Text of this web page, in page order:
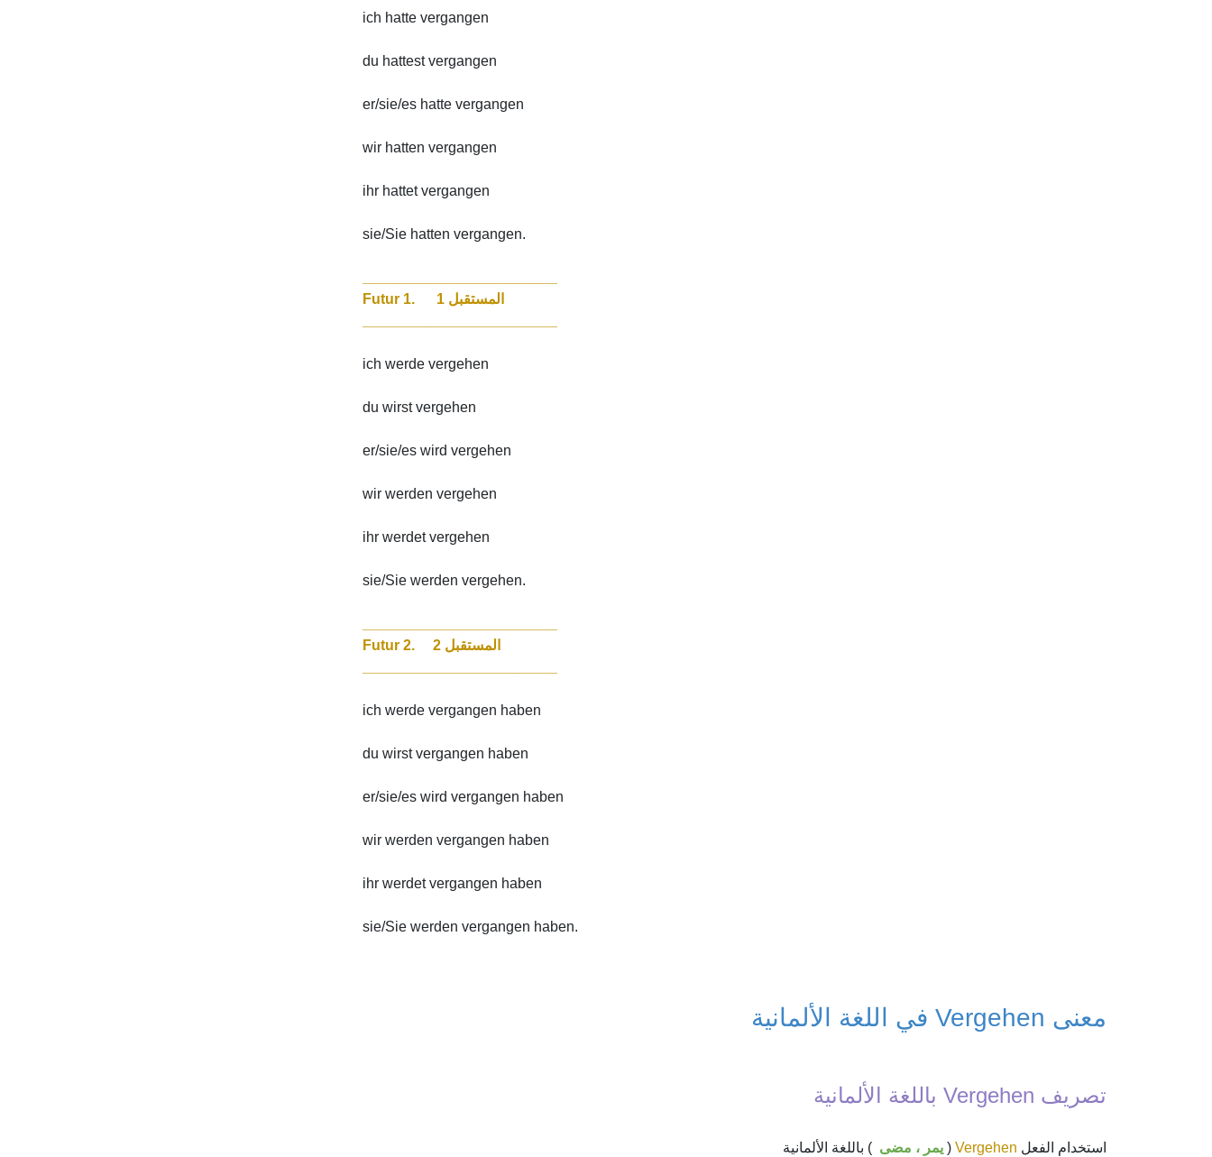
ich hatte vergangen
du hattest vergangen
er/sie/es hatte vergangen
wir hatten vergangen
ihr hattet vergangen
sie/Sie hatten vergangen.
Futur 1. المستقبل 1
ich werde vergehen
du wirst vergehen
er/sie/es wird vergehen
wir werden vergehen
ihr werdet vergehen
sie/Sie werden vergehen.
Futur 2. المستقبل 2
ich werde vergangen haben
du wirst vergangen haben
er/sie/es wird vergangen haben
wir werden vergangen haben
ihr werdet vergangen haben
sie/Sie werden vergangen haben.
معنى Vergehen في اللغة الألمانية
تصريف Vergehen باللغة الألمانية
استخدام الفعل Vergehen
( يمر ، مضى ) باللغة الألمانية